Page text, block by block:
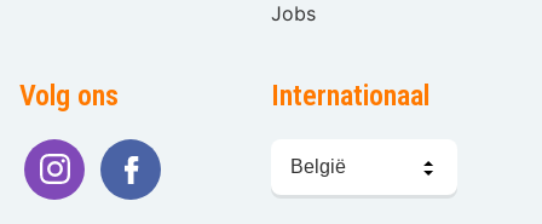
Jobs
Volg ons Internationaal
kiezen